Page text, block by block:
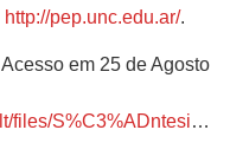
http://pep.unc.edu.ar/.
em 25 de Agosto